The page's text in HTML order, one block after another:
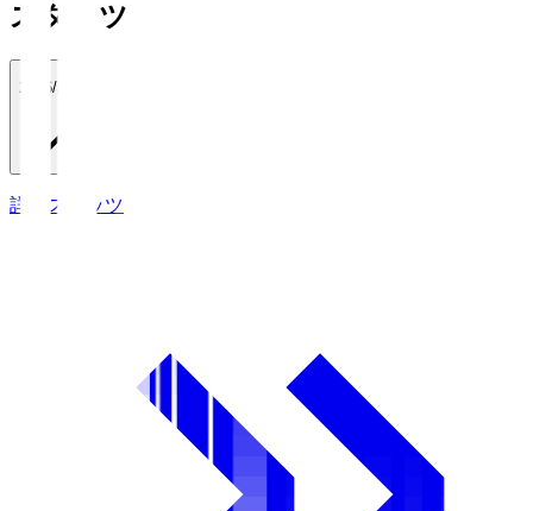
スタッツ
2026/27
詳細スタッツ